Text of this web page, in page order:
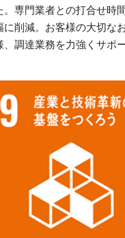
。専門業者との打合せ時
に削減。お客様の大切な
、調達業務を力強くサポ